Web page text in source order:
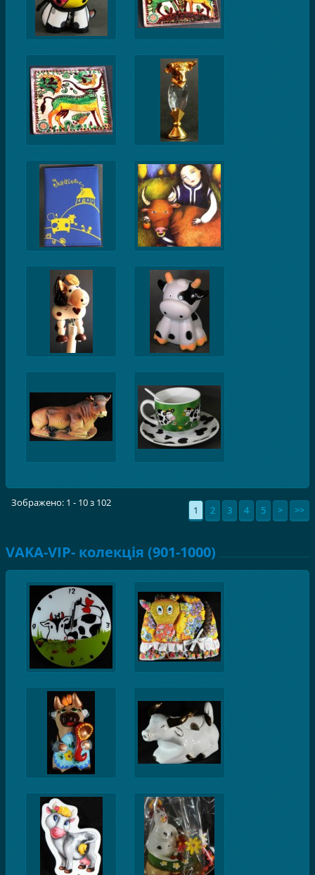
Зображено: 1 - 10 з 102
1 2 3 4 5 > >>
VAKA-VIP- колекція (901-1000)